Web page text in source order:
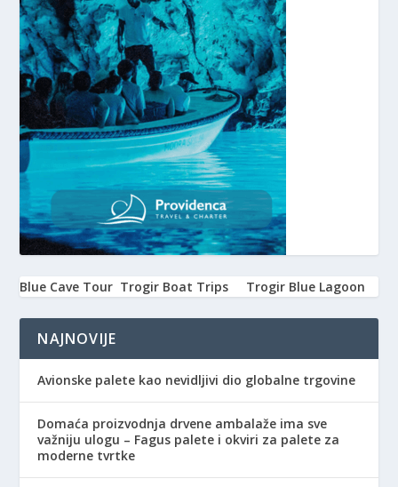
Blue Cave Tour Trogir Boat Trips Trogir Blue Lagoon
NAJNOVIJE
Avionske palete kao nevidljivi dio globalne trgovine
Domaća proizvodnja drvene ambalaže ima sve
važniju ulogu – Fagus palete i okviri za palete za
moderne tvrtke